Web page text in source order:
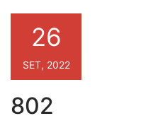
802
26
SET, 2022